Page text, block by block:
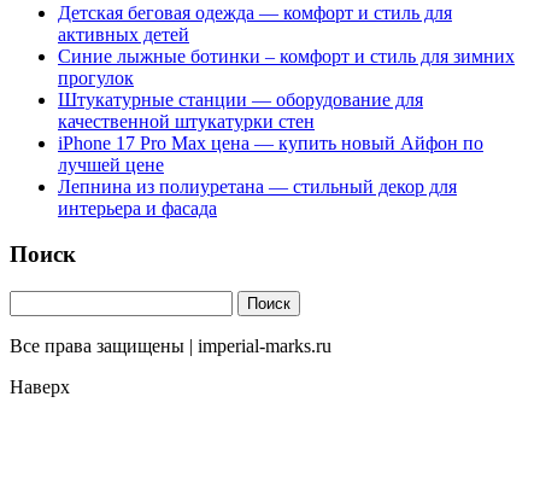
Детская беговая одежда — комфорт и стиль для
активных детей
Синие лыжные ботинки – комфорт и стиль для зимних
прогулок
Штукатурные станции — оборудование для
качественной штукатурки стен
iPhone 17 Pro Max цена — купить новый Айфон по
лучшей цене
Лепнина из полиуретана — стильный декор для
интерьера и фасада
Поиск
Все права защищены | imperial-marks.ru
Наверх